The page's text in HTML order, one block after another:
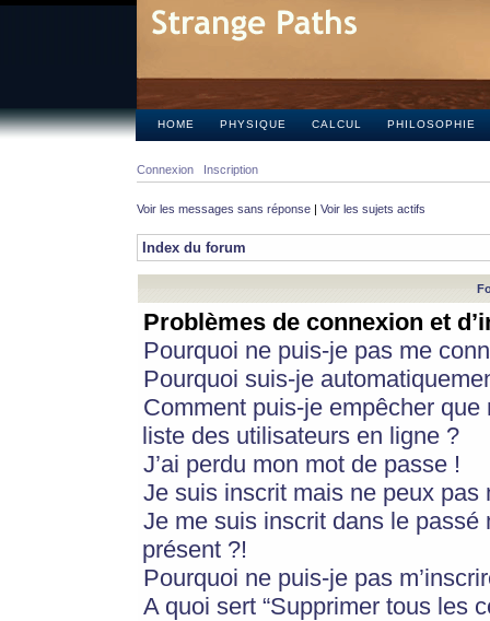
HOME PHYSIQUE CALCUL PHILOSOPHIE
Connexion Inscription
Voir les messages sans réponse | Voir les sujets actifs
Index du forum
Problèmes de connexion et
Pourquoi ne puis-je pas me
Pourquoi suis-je
Comment puis-je empêcher
liste des utilisateurs en ligne ?
J’ai perdu mon mot de passe !
Je suis inscrit mais ne peux pas
Je me suis inscrit dans le
présent ?!
Pourquoi ne puis-je pas
A quoi sert “Supprimer tous les